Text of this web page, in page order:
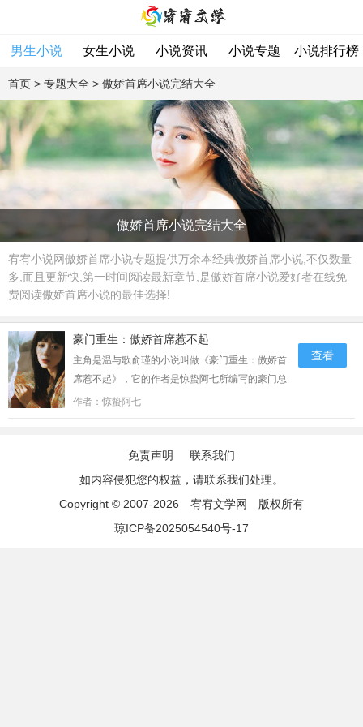
男生小说 女生小说 小说资讯 小说专题 小说排行榜
首页 > 专题大全 > 傲娇首席小说完结大全
傲娇首席小说完结大全
宥宥小说网傲娇首席小说专题提供万余本经典傲娇首席小说,不仅数量
多,而且更新快,第一时间阅读最新章节,是傲娇首席小说爱好者在线免
费阅读傲娇首席小说的最佳选择!
豪门重生：傲娇首席惹不起
主角是温与歌俞瑾的小说叫做《豪门重生：傲娇首
席惹不起》，它的作者是惊蛰阿七所编写的豪门总
裁类型的小说，文中的爱情故事凄美而纯洁，文笔
的丈夫，就连唯一的继承位也因为温云枝的设计而
凄惨失手！重来一世，她披荆斩棘往前走，他披星
感受，可是，你为什么现在才来……”他只是抱着哭
得很伤心的她，问：“温与歌，你喜欢狗还是
作者：惊蛰阿七
查看
免责声明
联系我们
如内容侵犯您的权益，请联系我们处理。
Copyright © 2007-2026
宥宥文学网
版权所有
琼ICP备2025054540号-17